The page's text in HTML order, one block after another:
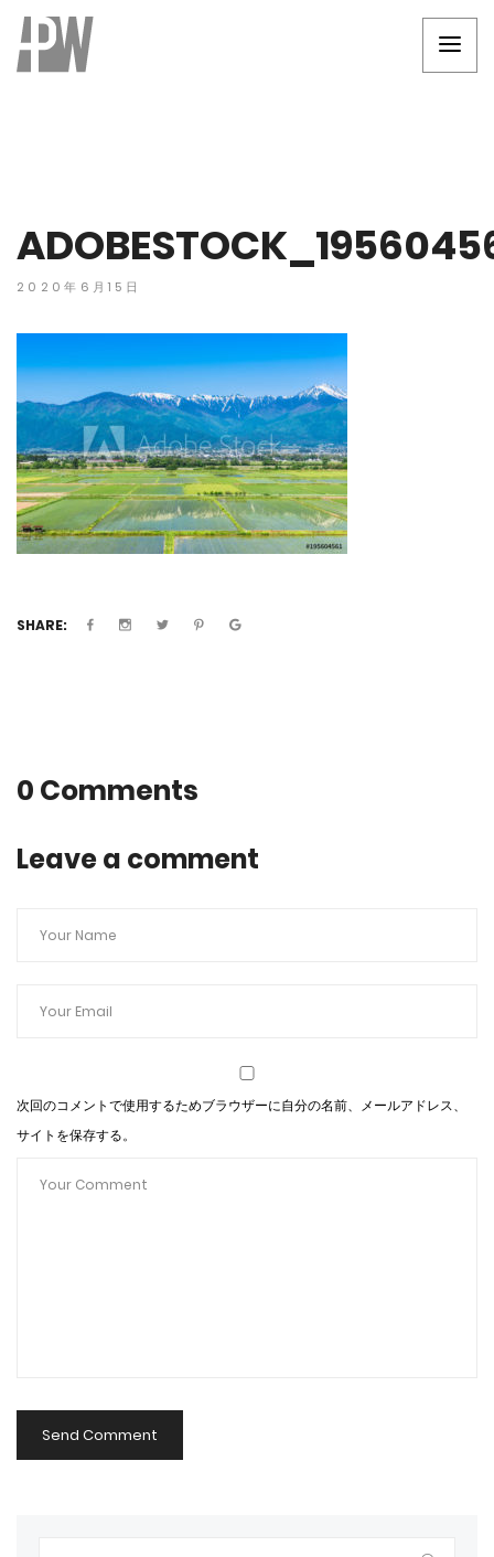
2020年6月15日
SHARE:
0 Comments
Leave a comment
次回のコメントで使用するためブラウザーに自分の名前、メールアドレス、
サイトを保存する。